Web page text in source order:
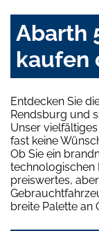
Abarth
kaufen
Entdecken Sie
Rendsburg und
Unser
fast keine
Ob Sie ein
technologischen
preiswertes,
breite Palette an